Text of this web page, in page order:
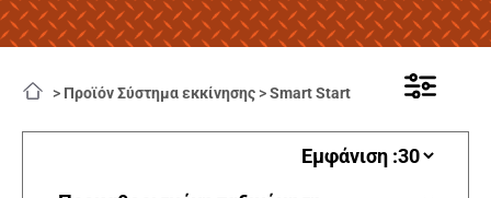
> Προϊόν Σύστημα εκκίνησης >Smart Start